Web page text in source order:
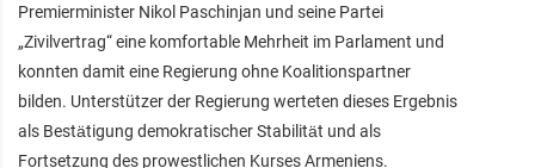
Premierminister Nikol Paschinjan und seine Partei
„Zivilvertrag“ eine komfortable Mehrheit im Parlament und
konnten damit eine Regierung ohne Koalitionspartner
bilden. Unterstützer der Regierung werteten dieses Ergebnis
als Bestätigung demokratischer Stabilität und als
Fortsetzung des prowestlichen Kurses Armeniens.